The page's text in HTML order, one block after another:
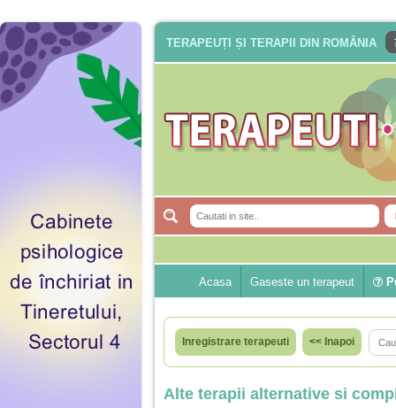
TERAPEUȚI ȘI TERAPII DIN ROMÂNIA
Acasa Gaseste un terapeut
Inregistrare terapeuti << Inapoi
Alte terapii alternative si